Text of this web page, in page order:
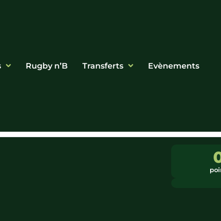
Rugby n’B Transferts Evènements